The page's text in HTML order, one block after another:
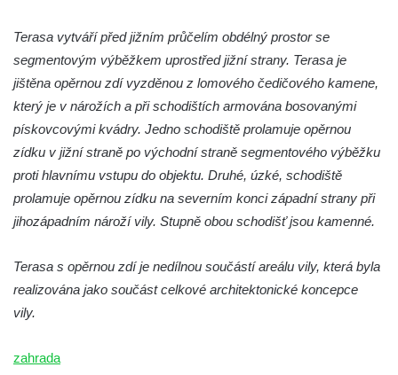
113 v Lázních Libverda
Dům čp. 94 na náměstí T. G. Masaryka ve
Frýdlantu
Dům čp. 104 na náměstí T. G. Masaryka ve
Frýdlantu
Dům čp. 102 na náměstí T. G. Masaryka ve
Frýdlantu
Dům čp. 95 na náměstí T. G. Masaryka ve
Frýdlantu
Dvojdům čp. 92 a 93 (hotel Bílý kůň) na
Terasa vytváří před jižním průčelím obdélný prostor se
segmentovým výběžkem uprostřed jižní strany. Terasa je
jištěna opěrnou zdí vyzděnou z lomového čedičového kamene,
který je v nárožích a při schodištích armována bosovanými
pískovcovými kvádry. Jedno schodiště prolamuje opěrnou
zídku v jižní straně po východní straně segmentového výběžku
proti hlavnímu vstupu do objektu. Druhé, úzké, schodiště
prolamuje opěrnou zídku na severním konci západní strany při
jihozápadním nároží vily. Stupně obou schodišť jsou kamenné.
Terasa s opěrnou zdí je nedílnou součástí areálu vily, která byla
realizována jako součást celkové architektonické koncepce
vily.
zahrada